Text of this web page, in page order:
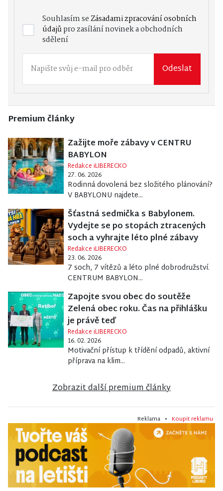
Souhlasím seZásadami zpracování osobních
údajůpro zasílání novinek a obchodních
sdělení
Odeslat
Premium články
Zažijte moře zábavy v CENTRU
BABYLON
Redakce iLIBERECKO
27. 06. 2026
Rodinná dovolená bez složitého plánování?
V BABYLONU najdete...
Šťastná sedmička s Babylonem.
Vydejte se po stopách ztracených
soch a vyhrajte léto plné zábavy
Redakce iLIBERECKO
23. 06. 2026
7 soch, 7 vítězů a léto plné dobrodružství.
CENTRUM BABYLON...
Zapojte svou obec do soutěže
Zelená obec roku. Čas na přihlášku
je právě teď
Redakce iLIBERECKO
16. 02. 2026
Motivační přístup k třídění odpadů, aktivní
příprava na klim...
Zobrazit další premium články
Reklama • Koupit reklamu